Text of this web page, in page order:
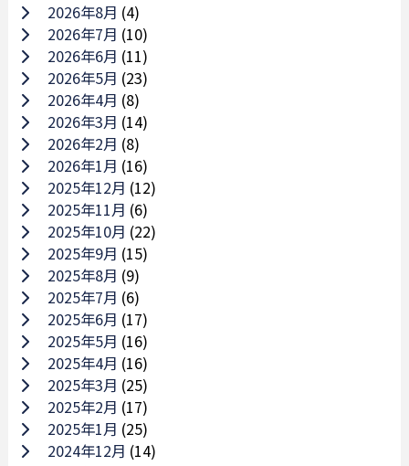
2026年8月 (4)
2026年7月 (10)
2026年6月 (11)
2026年5月 (23)
2026年4月 (8)
2026年3月 (14)
2026年2月 (8)
2026年1月 (16)
2025年12月 (12)
2025年11月 (6)
2025年10月 (22)
2025年9月 (15)
2025年8月 (9)
2025年7月 (6)
2025年6月 (17)
2025年5月 (16)
2025年4月 (16)
2025年3月 (25)
2025年2月 (17)
2025年1月 (25)
2024年12月 (14)